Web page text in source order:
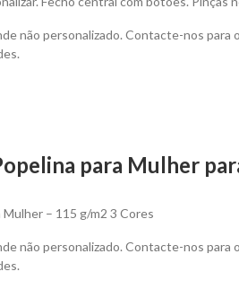
não personalizado. Contacte-nos para
para Mulher
– 115 g/m2 3 Cores
não personalizado. Contacte-nos para